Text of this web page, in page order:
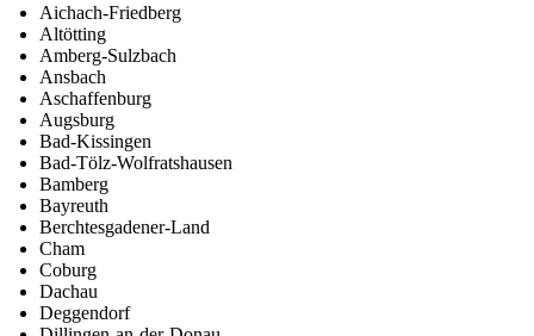
Aichach-Friedberg
Altötting
Amberg-Sulzbach
Ansbach
Aschaffenburg
Augsburg
Bad-Kissingen
Bad-Tölz-Wolfratshausen
Bamberg
Bayreuth
Berchtesgadener-Land
Cham
Coburg
Dachau
Deggendorf